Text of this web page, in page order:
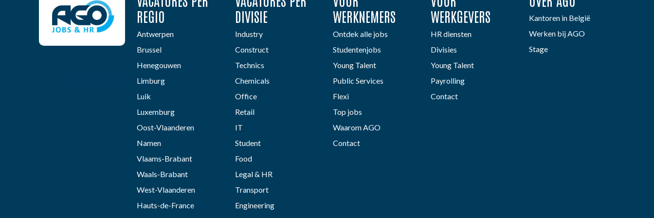
REGIO
Antwerpen
Brussel
Henegouwen
Limburg
Luik
Luxemburg
Oost-Vlaanderen
Namen
Vlaams-Brabant
Waals-Brabant
West-Vlaanderen
Hauts-de-France
DIVISIE
Industry
Construct
Technics
Chemicals
Office
Retail
IT
Student
Food
Legal & HR
Transport
Engineering
WERKNEMERS
Ontdek alle jobs
Studentenjobs
Young Talent
Public Services
Flexi
Top jobs
Waarom AGO
Contact
WERKGEVERS
HR diensten
Divisies
Young Talent
Payrolling
Contact
Kantoren in België
Werken bij AGO
Stage